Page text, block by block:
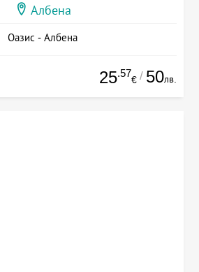
Албена
Оазис - Албена
25.57
€ / 50лв.